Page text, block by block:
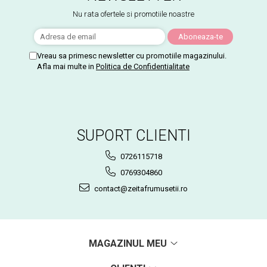
Nu rata ofertele si promotiile noastre
Vreau sa primesc newsletter cu promotiile magazinului.
Afla mai multe in Politica de Confidentialitate
SUPORT CLIENTI
0726115718
0769304860
contact@zeitafrumusetii.ro
MAGAZINUL MEU